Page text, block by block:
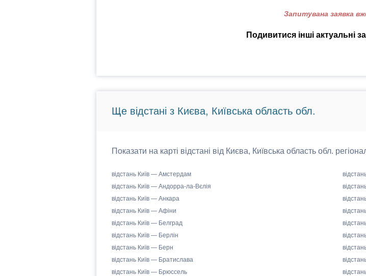
Запитувана заявка
Подивитися інші актуальні
Ще відстані з Києва, Київська область обл.
Показати на карті відстані від Києва, Київська область обл.
відстань Київ — Амстердам
відстань Київ — Андорра-ла-Вєлія
відстань Київ — Анкара
відстань Київ — Афіни
відстань Київ — Белград
відстань Київ — Берлін
відстань Київ — Берн
відстань Київ — Братислава
відстань Київ — Брюссель